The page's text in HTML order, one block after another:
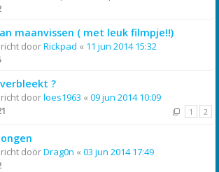
maanvissen ( met leuk filmpje!!)
doorRickpad « 11 jun 2014 15:32
?
doorloes1963 « 09 jun 2014 10:09
1 2
doorDrag0n « 03 jun 2014 17:49